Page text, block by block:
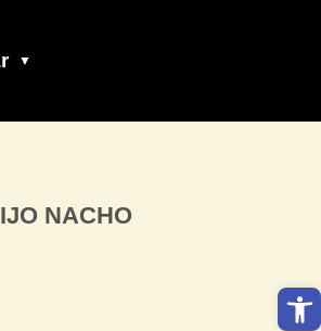
NACHO
Barra